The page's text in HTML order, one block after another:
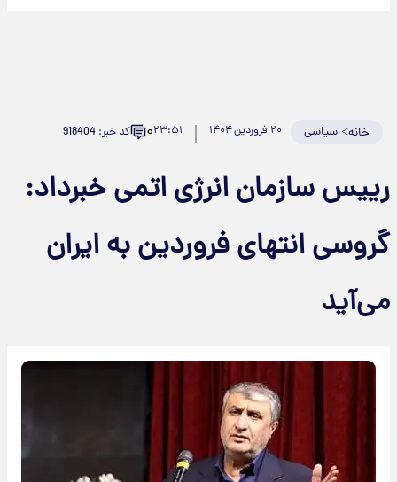
خانه>سیاسی ۲۰ فروردین ۱۴۰۴ ۲۳:۵۱۰ کد خبر: 918404
رییس سازمان انرژی اتمی خبرداد:
گروسی انتهای فروردین به ایران
می‌آید